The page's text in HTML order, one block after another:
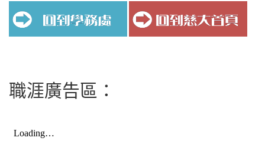
職涯廣告區：